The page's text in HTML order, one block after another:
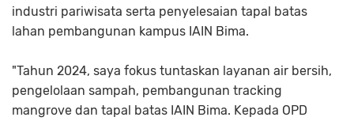
industri pariwisata serta penyelesaian tapal batas
lahan pembangunan kampus IAIN Bima.
"Tahun 2024, saya fokus tuntaskan layanan air bersih,
pengelolaan sampah, pembangunan tracking
mangrove dan tapal batas IAIN Bima. Kepada OPD